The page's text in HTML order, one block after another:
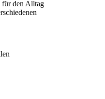
für den Alltag